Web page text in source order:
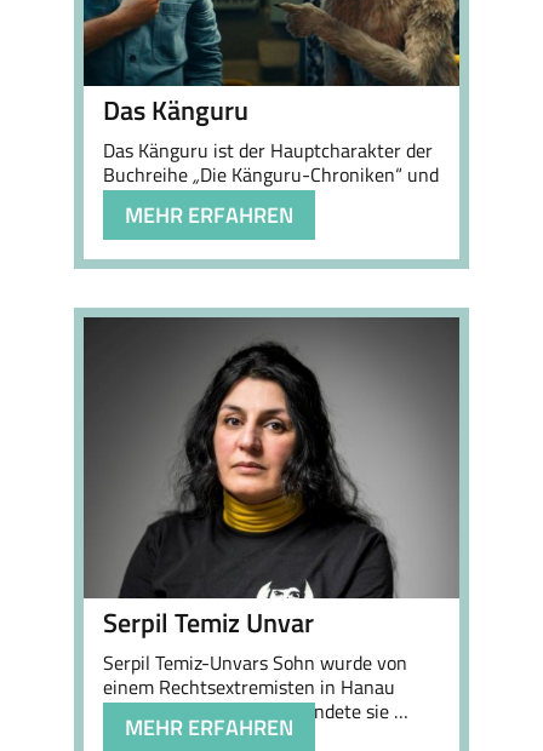
Das Känguru
Das Känguru ist der Hauptcharakter der
Buchreihe„Die Känguru-Chroniken“ und
bekannt für …
MEHR ERFAHREN
Serpil Temiz Unvar
Serpil Temiz-Unvars Sohn wurde von
einem Rechtsextremisten in Hanau
ermordet – daraufhin gründete sie …
MEHR ERFAHREN